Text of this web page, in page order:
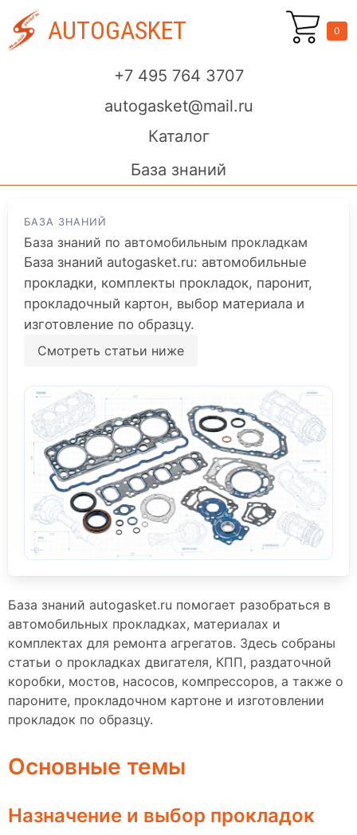
AUTOGASKET
+7 495 764 3707
autogasket@mail.ru
Каталог
База знаний
0
БАЗА ЗНАНИЙ
База знаний по автомобильным прокладкам
База знаний autogasket.ru: автомобильные
прокладки, комплекты прокладок, паронит,
прокладочный картон, выбор материала и
изготовление по образцу.
Смотреть статьи ниже
База знаний autogasket.ru помогает разобраться в
автомобильных прокладках, материалах и
комплектах для ремонта агрегатов. Здесь собраны
статьи о прокладках двигателя, КПП, раздаточной
коробки, мостов, насосов, компрессоров, а также о
пароните, прокладочном картоне и изготовлении
прокладок по образцу.
Основные темы
Назначение и выбор прокладок